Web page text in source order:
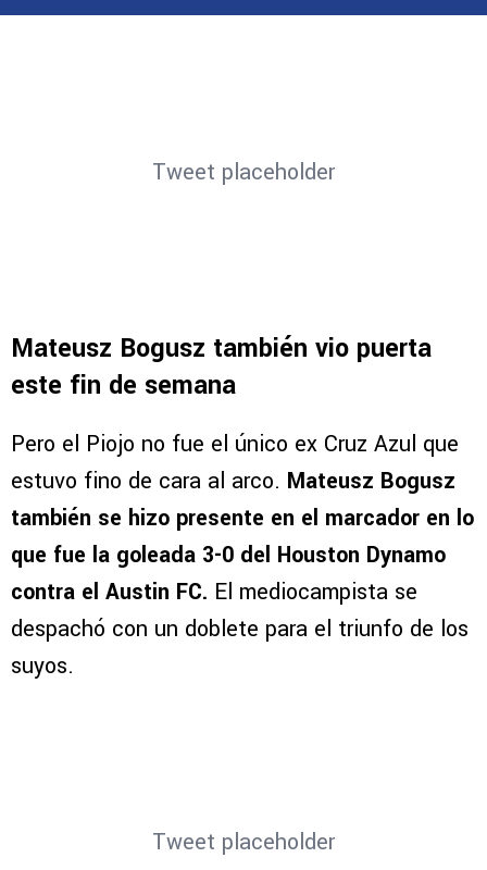
Tweet placeholder
Mateusz Bogusz también vio puerta
este fin de semana
Pero el Piojo no fue el único ex Cruz Azul que
estuvo fino de cara al arco. Mateusz Bogusz
también se hizo presente en el marcador en lo
que fue la goleada 3-0 del Houston Dynamo
contra el Austin FC. El mediocampista se
despachó con un doblete para el triunfo de los
suyos.
Tweet placeholder